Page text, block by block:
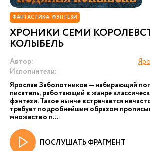
ФАНТАСТИКА. ФЭНТЕЗИ
ХРОНИКИ СЕМИ
КОЛЫБЕЛЬ
Автор:
Исполнители:
Ярослав Заболотников — набирающий
писатель, работающий в жанре
фэнтези. Такое нынче встречается
требует подробнейшим образом
множество п...
ПОСЛУШАТЬ ФРАГМЕНТ